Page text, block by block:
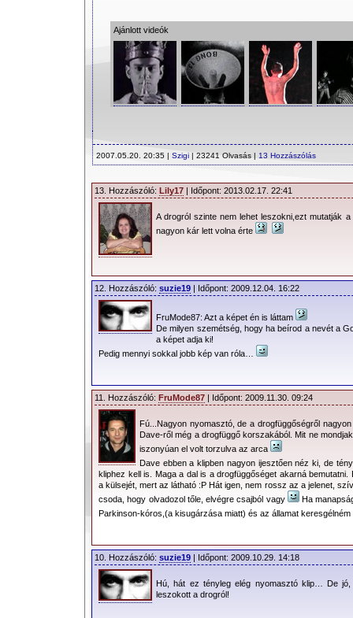
Ajánlott videók
2007.05.20. 20:35 | Szigi | 23241 Olvasás | 13 Hozzászólás
13. Hozzászóló: Lily17 | Időpont: 2013.02.17. 22:41
A drogról szinte nem lehet leszokni,ezt mutatják
nagyon kár lett volna érte
12. Hozzászóló: suzie19 | Időpont: 2009.12.04. 16:22
FruMode87: Azt a képet én is láttam
De milyen szemétség, hogy ha beírod a nevét a
a képet adja ki!
Pedig mennyi sokkal jobb kép van róla…
11. Hozzászóló: FruMode87 | Időpont: 2009.11.30. 09:24
Fú...Nagyon nyomasztó, de a drogfüggőségről
Dave-ről még a drogfüggő korszakából. Mit ne
iszonyúan el volt torzulva az arca
Dave ebben a klipben nagyon ijesztően néz ki, de
kliphez kell is. Maga a dal is a drogfüggőséget akarná
a külsejét, mert az látható :P Hát igen, nem rossz az a jelenet,
csoda, hogy olvadozol tőle, elvégre csajból vagy
Ha
Parkinson-kóros,(a kisugárzása miatt) és az államat
10. Hozzászóló: suzie19 | Időpont: 2009.10.29. 14:18
Hú, hát ez tényleg elég nyomasztó klip… De
leszokott a drogról!